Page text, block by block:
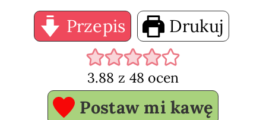
Przepis Drukuj
3.88 z 48 ocen
Postaw mi kawę